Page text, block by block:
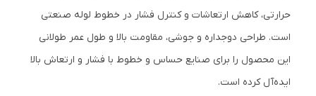
حرارتی، کاهش ارتعاشات و کنترل فشار در خطوط لوله صنعتی
است. طراحی دوجداره و جوشی، مقاومت بالا و طول عمر طولانی
این محصول را برای صنایع حساس و خطوط با فشار و ارتعاش بالا
ایده‌آل کرده است.